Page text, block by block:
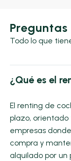
Todo lo que
¿Qué es el
El renting de
plazo,
empresas
compra y
alquilado por